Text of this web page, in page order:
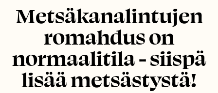
Metsäkanalintujen
romahdus on
normaalitila - siispä
lisää metsästystä!